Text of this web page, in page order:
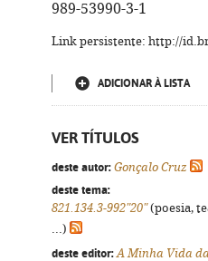
989-53990-3-1
Link persistente: http://
ADICIONAR À LISTA
VER TÍTULOS
deste autor: Gonçalo Cruz
deste tema:
821.134.3-992"20"(poesia,
...)
deste editor: A Minha Vida